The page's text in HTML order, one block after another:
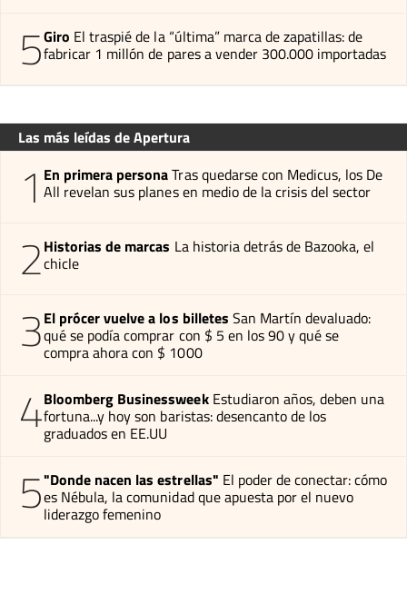
5Giro El traspié de la “última” marca de zapatillas: de
fabricar 1 millón de pares a vender 300.000 importadas
Las más leídas de Apertura
1 En primera personaTras quedarse con Medicus, los De
All revelan sus planes en medio de la crisis del sector
2Historias de marcas La historia detrás de Bazooka, el
chicle
3El prócer vuelve a los billetes San Martín devaluado:
qué se podía comprar con $ 5 en los 90 y qué se
compra ahora con $ 1000
4Bloomberg Businessweek Estudiaron años, deben una
fortuna...y hoy son baristas: desencanto de los
graduados en EE.UU
5"Donde nacen las estrellas" El poder de conectar: cómo
es Nébula, la comunidad que apuesta por el nuevo
liderazgo femenino